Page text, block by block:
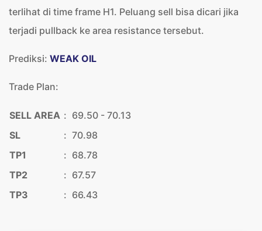
terlihat di time frame H1. Peluang sell bisa dicari jika
terjadi pullback ke area resistance tersebut.
Prediksi: WEAK OIL
Trade Plan:
SELL AREA : 69.50 - 70.13
SL
: 70.98
TP1
: 68.78
TP2
: 67.57
TP3
: 66.43